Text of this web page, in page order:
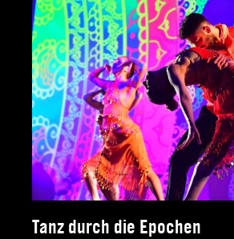
Tanz durch die Epochen